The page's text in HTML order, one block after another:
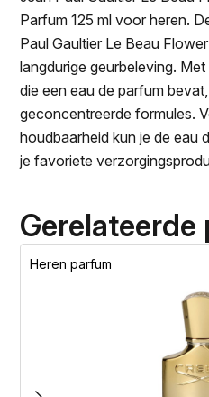
Parfum 125 ml voor heren.
Paul Gaultier Le Beau
langdurige geurbeleving.
die een eau de parfum
geconcentreerde formules.
houdbaarheid kun je de eau
je favoriete
Heren parfum